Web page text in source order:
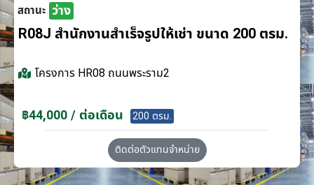
สถานะ ว่าง
R08J สำนักงานสำเร็จรูปให้เช่า ขนาด 200 ตรม.
โครงการ HR08 ถนนพระราม2
฿44,000 / ต่อเดือน 200 ตรม.
ติดต่อตัวแทนจำหน่าย